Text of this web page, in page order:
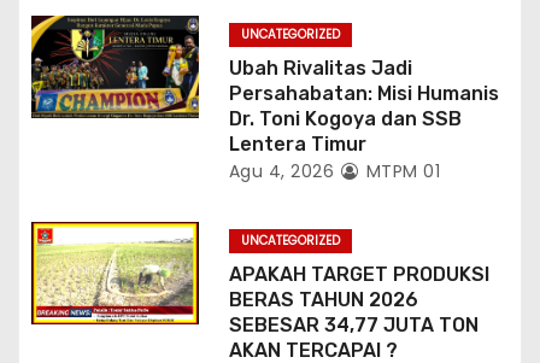
UNCATEGORIZED
Ubah Rivalitas Jadi
Persahabatan: Misi Humanis
Dr. Toni Kogoya dan SSB
Lentera Timur
Agu 4, 2026 MTPM 01
UNCATEGORIZED
APAKAH TARGET PRODUKSI
BERAS TAHUN 2026
SEBESAR 34,77 JUTA TON
AKAN TERCAPAI ?